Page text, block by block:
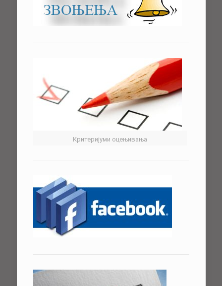
Критеријуми оцењивања